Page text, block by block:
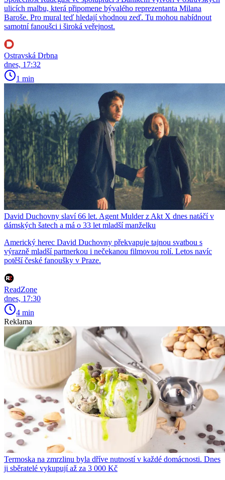
ulicích malbu, která připomene bývalého reprezentanta Milana
Baroše. Pro mural teď hledají vhodnou zeď. Tu mohou nabídnout
samotní fanoušci i široká veřejnost.
Ostravská Drbna
dnes, 17:32
1 min
David Duchovny slaví 66 let. Agent Mulder z Akt X dnes natáčí v
dámských šatech a má o 33 let mladší manželku
Americký herec David Duchovny překvapuje tajnou svatbou s
výrazně mladší partnerkou i nečekanou filmovou rolí. Letos navíc
potěší české fanoušky v Praze.
ReadZone
dnes, 17:30
4 min
Reklama
Termoska na zmrzlinu byla dříve nutností v každé domácnosti. Dnes
ji sběratelé vykupují až za 3 000 Kč